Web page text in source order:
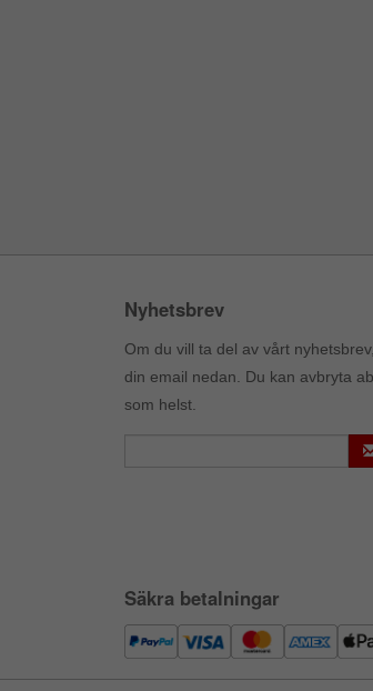
Nyhetsbrev
Om du vill ta del av vårt
din email nedan. Du kan avbryta
som helst.
Säkra betalningar